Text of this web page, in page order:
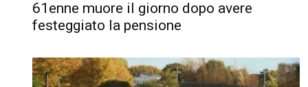
61enne muore il giorno dopo avere
festeggiato la pensione